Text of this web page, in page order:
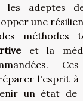
les adeptes
une
méthodes
et la
l'esprit à
un état de